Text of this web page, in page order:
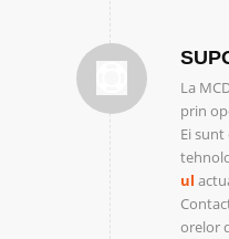
La
prin
Ei sunt
ul
orelor